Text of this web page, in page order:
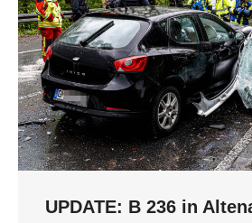
UPDATE: B 236 in